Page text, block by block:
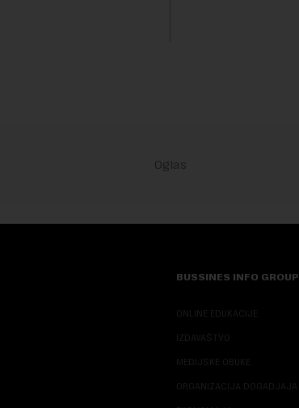
BUSSINES INFO GROUP
ONLINE EDUKACIJE
IZDAVAŠTVO
MEDIJSKE OBUKE
ORGANIZACIJA DOGADJAJA